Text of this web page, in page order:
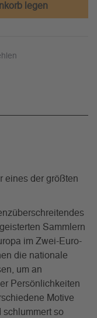
legen
eines der größten
Sammlern
im Zwei-Euro-
die nationale
um an
Persönlichkeiten
Motive
schlummert so